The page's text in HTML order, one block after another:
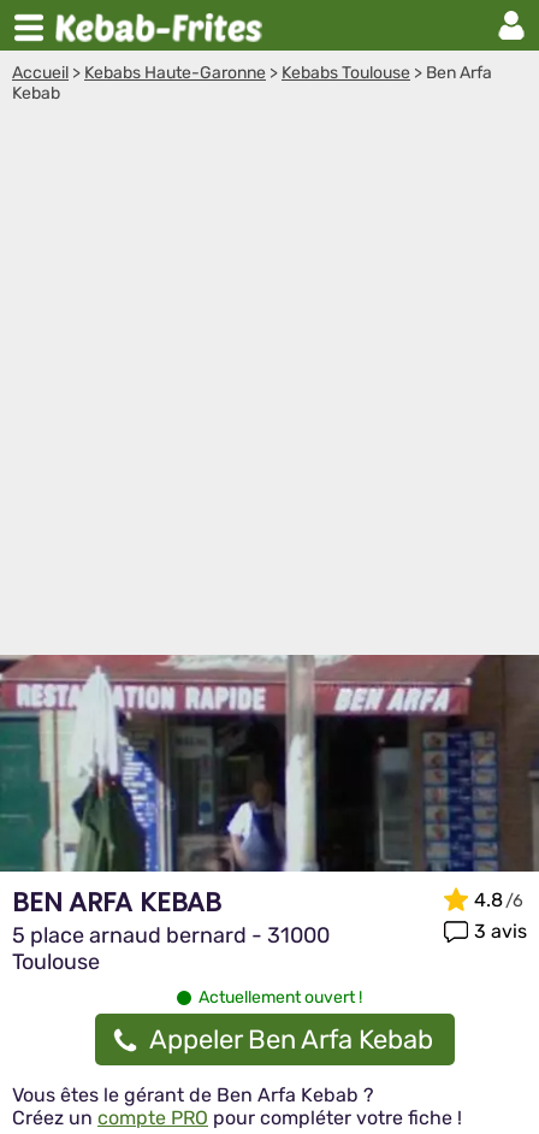
Accueil > Kebabs Haute-Garonne > Kebabs Toulouse > Ben Arfa
Kebab
BEN ARFA KEBAB
5 place arnaud bernard - 31000
Toulouse
4.8
3 avis
Actuellement ouvert !
Appeler Ben Arfa Kebab
Vous êtes le gérant de Ben Arfa Kebab ?
Créez un compte PRO pour compléter votre fiche !